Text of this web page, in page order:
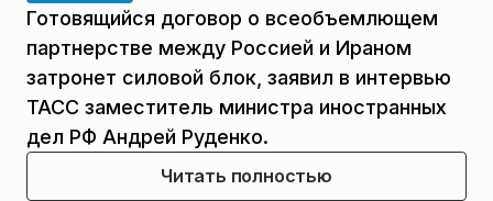
Готовящийся договор о всеобъемлющем
партнерстве между Россией и Ираном
затронет силовой блок, заявил в интервью
ТАСС заместитель министра иностранных
дел РФ Андрей Руденко.
Читать полностью